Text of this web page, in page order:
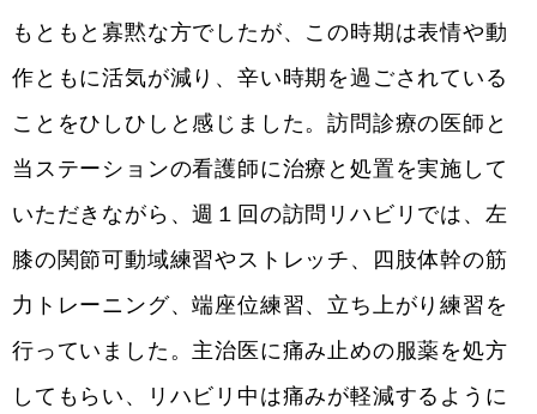
もともと寡黙な方でしたが、この時期は表情や動
作ともに活気が減り、辛い時期を過ごされている
ことをひしひしと感じました。訪問診療の医師と
当ステーションの看護師に治療と処置を実施して
いただきながら、週１回の訪問リハビリでは、左
膝の関節可動域練習やストレッチ、四肢体幹の筋
力トレーニング、端座位練習、立ち上がり練習を
行っていました。主治医に痛み止めの服薬を処方
してもらい、リハビリ中は痛みが軽減するように